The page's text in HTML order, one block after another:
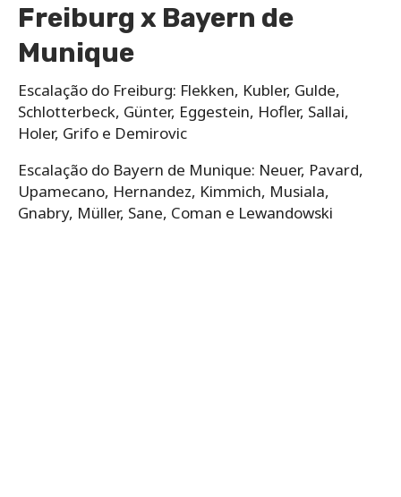
Freiburg x Bayern de
Munique
Escalação do Freiburg: Flekken, Kubler, Gulde,
Schlotterbeck, Günter, Eggestein, Hofler, Sallai,
Holer, Grifo e Demirovic
Escalação do Bayern de Munique: Neuer, Pavard,
Upamecano, Hernandez, Kimmich, Musiala,
Gnabry, Müller, Sane, Coman e Lewandowski